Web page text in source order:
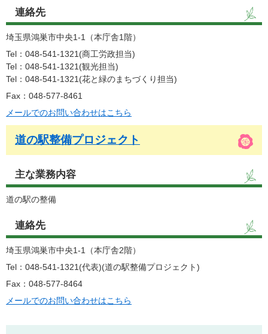
連絡先
埼玉県鴻巣市中央1-1（本庁舎1階）
Tel：048-541-1321 商工労政担当
Tel：048-541-1321 観光担当
Tel：048-541-1321 花と緑のまちづくり担当
Fax：048-577-8461
メールでのお問い合わせはこちら
道の駅整備プロジェクト
主な業務内容
道の駅の整備
連絡先
埼玉県鴻巣市中央1-1（本庁舎2階）
Tel：048-541-1321(代表) 道の駅整備プロジェクト
Fax：048-577-8464
メールでのお問い合わせはこちら